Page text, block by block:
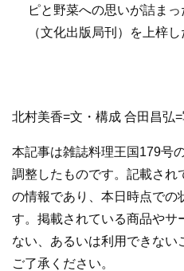
ピと野菜への思いが詰まっ
（文化出版局刊）を上梓し
北村美香=文・構成 合田昌弘
本記事は雑誌料理王国179号
調整したものです。記載され
の情報であり、本日時点での
す。掲載されている商品やサ
ない、あるいは利用できない
ご了承ください。